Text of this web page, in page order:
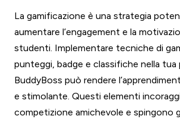
La gamificazione è una strategia
aumentare l’engagement e la
studenti. Implementare tecniche di
punteggi, badge e classifiche nella
BuddyBoss può rendere
e stimolante. Questi elementi
competizione amichevole e spingono